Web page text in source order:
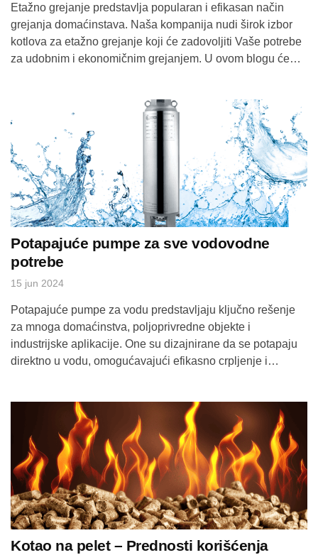
Etažno grejanje predstavlja popularan i efikasan način
grejanja domaćinstava. Naša kompanija nudi širok izbor
kotlova za etažno grejanje koji će zadovoljiti Vaše potrebe
za udobnim i ekonomičnim grejanjem. U ovom blogu ćemo
grejanje?Etažno grejanje je sistem grejanja […]
Potapajuće pumpe za sve vodovodne
potrebe
15 jun 2024
Potapajuće pumpe za vodu predstavljaju ključno rešenje
za mnoga domaćinstva, poljoprivredne objekte i
industrijske aplikacije. One su dizajnirane da se potapaju
direktno u vodu, omogućavajući efikasno crpljenje i
prednosti korišćenja potapajućih pumpi i kako odabrati
pravi model za Vaše potrebe. […]
Kotao na pelet – Prednosti korišćenja